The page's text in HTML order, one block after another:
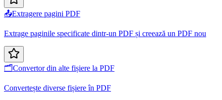
📤Extragere pagini PDF
Extrage paginile specificate dintr-un PDF și creează un PDF nou
🗂️Convertor din alte fișiere la PDF
Convertește diverse fișiere în PDF